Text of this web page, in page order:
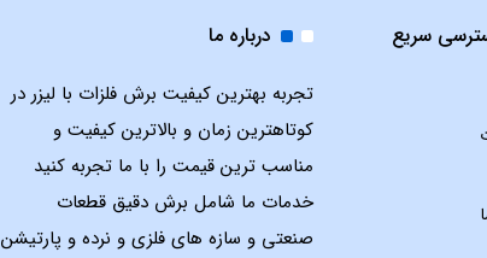
سریع درباره ما
تجربه بهترین کیفیت برش فلزات با لیزر در
کوتاهترین زمان و بالاترین کیفیت و
مناسب ترین قیمت را با ما تجربه کنید
خدمات ما شامل برش دقیق قطعات
صنعتی و سازه های فلزی و نرده و پارتیشن